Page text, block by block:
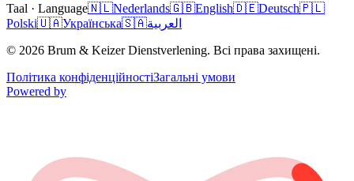
Taal · Language🇳🇱Nederlands🇬🇧English🇩🇪Deutsch🇵🇱
Polski🇺🇦Українська🇸🇦العربية
© 2026 Brum & Keizer Dienstverlening. Всі права захищені.
Політика конфіденційностіЗагальні умови
Powered by